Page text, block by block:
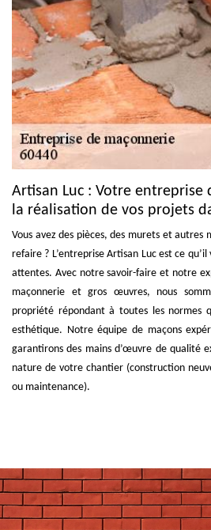
Artisan Luc : Votre entreprise
la réalisation de vos projets
Vous avez des pièces, des murets et autres
refaire ? L’entreprise Artisan Luc est ce
attentes. Avec notre savoir-faire et notre
maçonnerie et gros œuvres, nous
propriété répondant à toutes les normes
esthétique. Notre équipe de maçons
garantirons des mains d’œuvre de qualité
nature de votre chantier (construction
ou maintenance).